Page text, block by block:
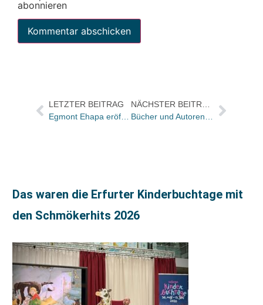
abonnieren
LETZTER BEITRAG
Egmont Ehapa eröffnet Pop-Up-Store in Berlin
NÄCHSTER BEITRAG
Bücher und Autoren in der ZEIT und im FREITAG
Das waren die Erfurter Kinderbuchtage mit
den Schmökerhits 2026